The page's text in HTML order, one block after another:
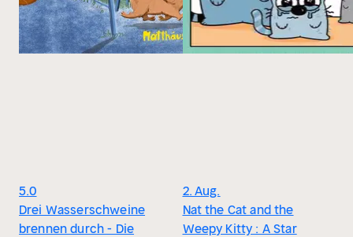
5.0
Drei Wasserschweine
brennen durch - Die
2. Aug.
Nat the Cat and the
Weepy Kitty : A Star